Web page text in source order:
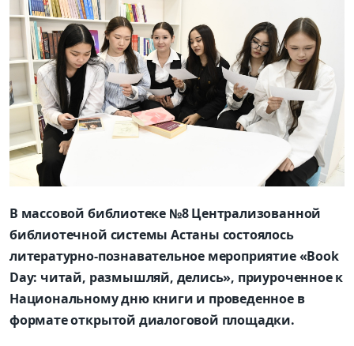
В массовой библиотеке №8 Централизованной
библиотечной системы Астаны состоялось
литературно-познавательное мероприятие «Book
Day: читай, размышляй, делись», приуроченное к
Национальному дню книги и проведенное в
формате открытой диалоговой площадки.